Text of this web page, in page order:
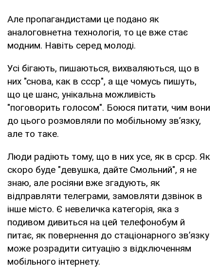
Але пропагандистами це подано як
аналоговнетна технологія, то це вже стає
модним. Навіть серед молоді.
Усі бігають, пишаються, вихваляються, що в
них "снова, как в ссср", а ще чомусь пишуть,
що це шанс, унікальна можливість
"поговорить голосом". Боюся питати, чим вони
до цього розмовляли по мобільному зв’язку,
але то таке.
Люди радіють тому, що в них усе, як в срср. Як
скоро буде "девушка, дайте Смольний", я не
знаю, але росіяни вже згадують, як
відправляти телеграми, замовляти дзвінок в
інше місто. Є невеличка категорія, яка з
подивом дивиться на цей телефонобум й
питає, як повернення до стаціонарного зв’язку
може розрадити ситуацію з відключенням
мобільного інтернету.